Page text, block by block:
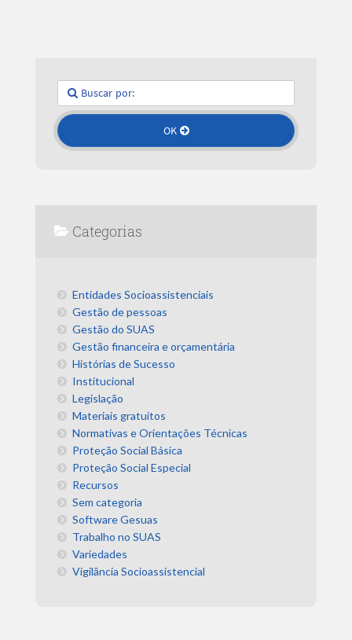
Categorias
Entidades Socioassistenciais
Gestão de pessoas
Gestão do SUAS
Gestão financeira e orçamentária
Histórias de Sucesso
Institucional
Legislação
Materiais gratuitos
Normativas e Orientações Técnicas
Proteção Social Básica
Proteção Social Especial
Recursos
Sem categoria
Software Gesuas
Trabalho no SUAS
Variedades
Vigilância Socioassistencial